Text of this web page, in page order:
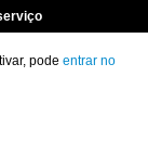
pode entrar no